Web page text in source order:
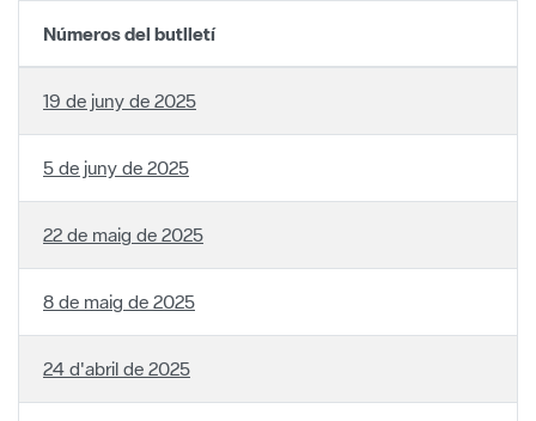
Números del butlletí
19 de juny de 2025
5 de juny de 2025
22 de maig de 2025
8 de maig de 2025
24 d'abril de 2025